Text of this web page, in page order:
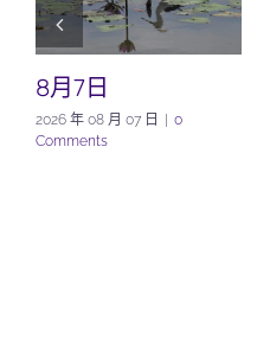
8月7日
2026 年 08 月 07 日 | 0
Comments